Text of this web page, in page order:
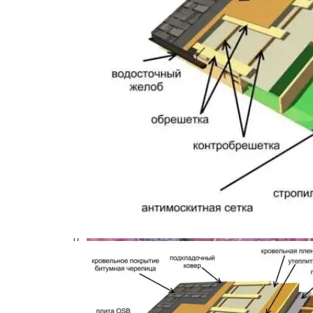
Остров Лейте (Филиппины) Описание
Как Ухаживать За Крышей Зимой
Несколько Советов Для Выбора
Фруктовых Деревьев